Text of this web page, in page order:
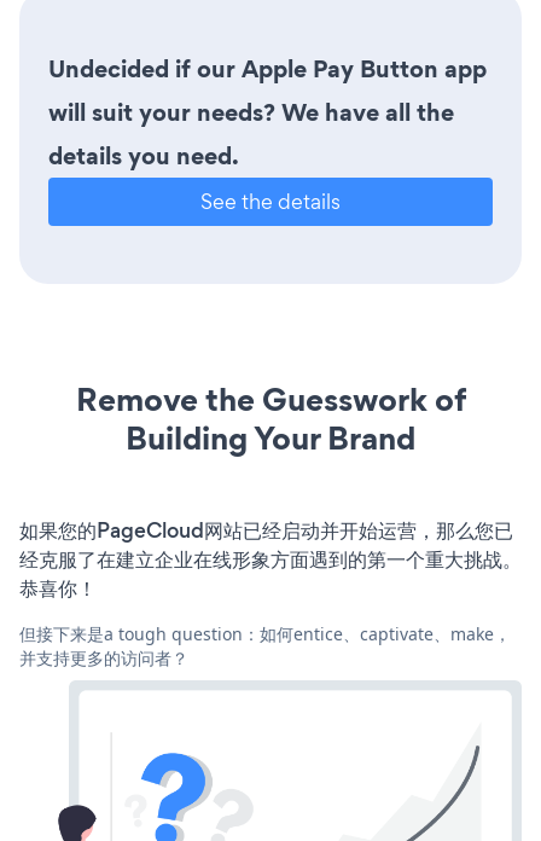
Undecided if our Apple Pay Button app
will suit your needs? We have all the
details you need.
See the details
Remove the Guesswork of
Building Your Brand
如果您的PageCloud网站已经启动并开始运营，那么您已
经克服了在建立企业在线形象方面遇到的第一个重大挑战。
恭喜你！
但接下来是a tough question：如何entice、captivate、make，
并支持更多的访问者？